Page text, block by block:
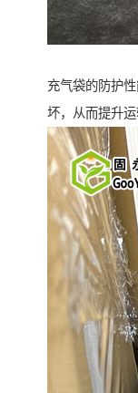
充气袋的防护
坏，从而提升运